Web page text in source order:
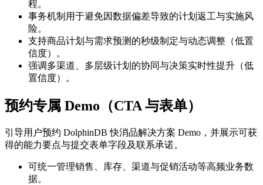
程。
事务机制用于避免因数据偏差导致的计划返工与实施风
险。
支持商品计划与需求预测的秒级制定与动态调整（低置
信度）。
强调多渠道、多层级计划的协同与决策实时性提升（低
置信度）。
预约专属 Demo（CTA 与表单）
引导用户预约 DolphinDB 快消品解决方案 Demo，并展示可获
得的能力要点与提交表单字段及联系承诺。
可统一管理销售、库存、渠道与促销活动等高频业务数
据。